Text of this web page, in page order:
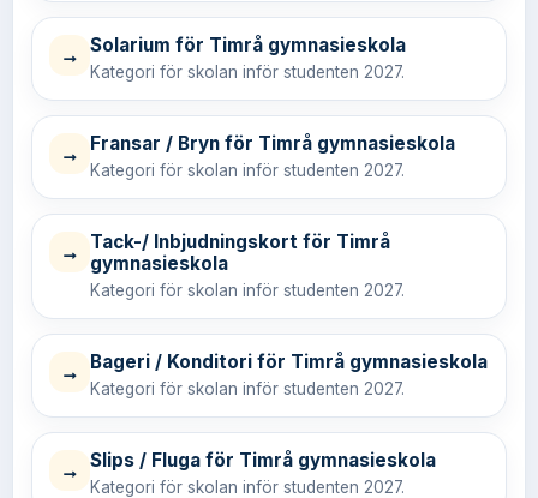
→ Solarium för Timrå gymnasieskola
Kategori för skolan inför studenten 2027.
→ Fransar / Bryn för Timrå gymnasieskola
Kategori för skolan inför studenten 2027.
→
Tack-/ Inbjudningskort för Timrå
gymnasieskola
Kategori för skolan inför studenten 2027.
→ Bageri / Konditori för Timrå gymnasieskola
Kategori för skolan inför studenten 2027.
→ Slips / Fluga för Timrå gymnasieskola
Kategori för skolan inför studenten 2027.